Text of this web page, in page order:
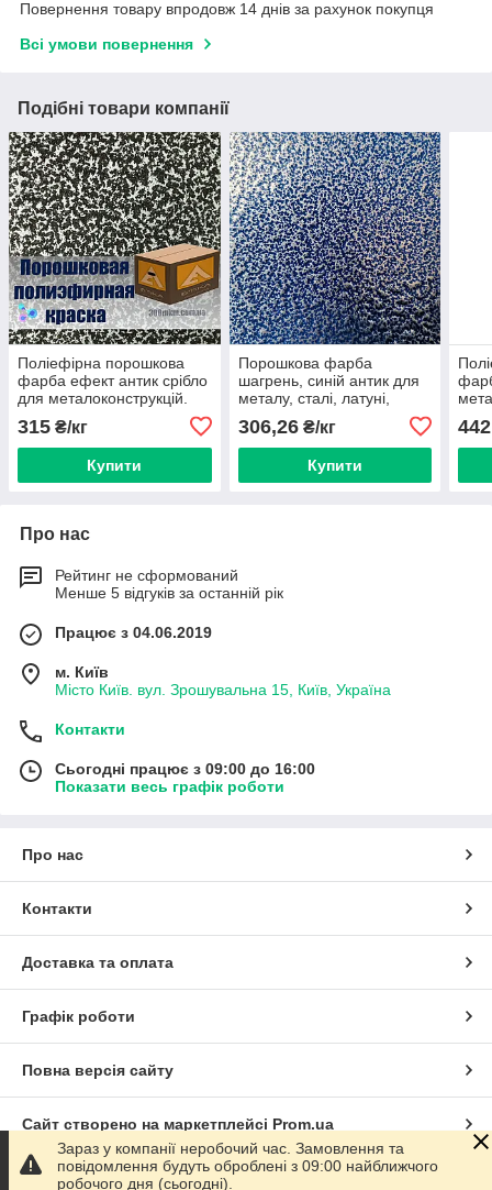
Повернення товару впродовж 14 днів за рахунок покупця
Всі умови повернення
Подібні товари компанії
Поліефірна порошкова
фарба ефект антик срібло
для металоконструкцій.
315 ₴/кг
Купити
Порошкова фарба
шагрень, синій антик для
металу, сталі, латуні,
металу алюмінію
306,26₴/кг
Купити
442
Про нас
Рейтинг не сформований
Менше 5 відгуків за останній рік
Працює з 04.06.2019
м. Київ
Місто Київ. вул. Зрошувальна 15, Київ, Україна
Контакти
Сьогодні працює з 09:00 до 16:00
Показати весь графік роботи
Про нас
Контакти
Доставка та оплата
Графік роботи
Повна версія сайту
Сайт створено на маркетплейсі Prom.ua
Політика конфіденційності
Зараз у компанії неробочий час. Замовлення та
повідомлення будуть оброблені з 09:00 найближчого
робочого дня (сьогодні).